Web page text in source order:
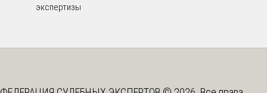
экспертизы